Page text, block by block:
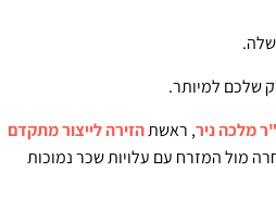
שלכם למיותר.
מלכה ניר, ראשתהזירה לייצור מתקדם
מול המזרח עם עלויות שכר נמוכות